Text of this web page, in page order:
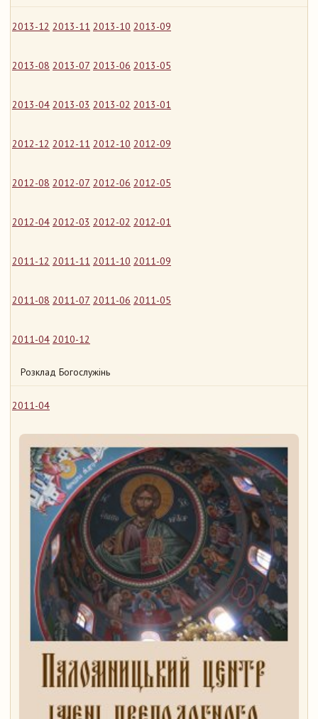
2013-12 2013-11 2013-10 2013-09
2013-08 2013-07 2013-06 2013-05
2013-04 2013-03 2013-02 2013-01
2012-12 2012-11 2012-10 2012-09
2012-08 2012-07 2012-06 2012-05
2012-04 2012-03 2012-02 2012-01
2011-12 2011-11 2011-10 2011-09
2011-08 2011-07 2011-06 2011-05
2011-04 2010-12
Розклад Богослужінь
2011-04